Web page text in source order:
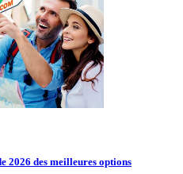
2026 des meilleures options